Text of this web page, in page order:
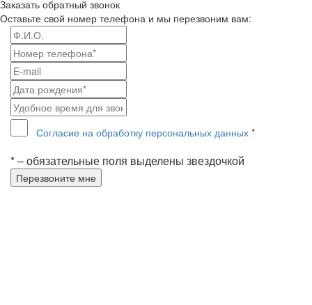
Заказать обратный звонок
Оставьте свой номер телефона и мы перезвоним вам:
Согласие на обработку персональных данных *
* – обязательные поля выделены звездочкой